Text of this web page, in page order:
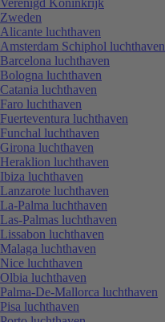
Zweden
Alicante luchthaven
Amsterdam Schiphol luchthaven
Barcelona luchthaven
Bologna luchthaven
Catania luchthaven
Faro luchthaven
Fuerteventura luchthaven
Funchal luchthaven
Girona luchthaven
Heraklion luchthaven
Ibiza luchthaven
Lanzarote luchthaven
La-Palma luchthaven
Las-Palmas luchthaven
Lissabon luchthaven
Malaga luchthaven
Nice luchthaven
Olbia luchthaven
Palma-De-Mallorca luchthaven
Pisa luchthaven